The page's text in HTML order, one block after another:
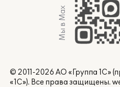
Мы в Max
© 2011-2026 АО «Группа 1С»
«1С»). Все права защищены.